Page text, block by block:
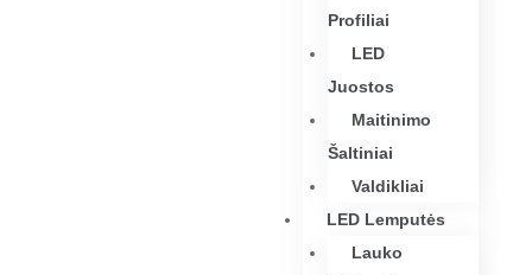
Profiliai
LED
Juostos
Maitinimo
Šaltiniai
Valdikliai
LED Lemputės
Lauko